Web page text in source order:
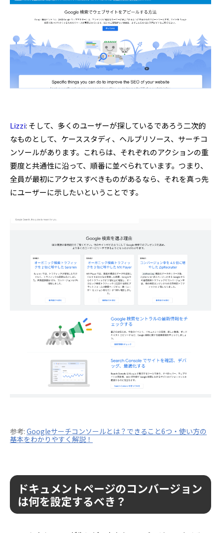
Lizzi: そして、多くのユーザーが探しているであろう二次的
なものとして、ケーススタディ、ヘルプリソース、サーチコ
ンソールがあります。これらは、それぞれのアクションの重
要度と共通性に沿って、順番に並べられています。つまり、
全員が最初にアクセスすべきものがあるなら、それを真っ先
にユーザーに示したいということです。
参考: Googleサーチコンソールとは？できること6つ・使い方の
基本をわかりやすく解説！
ドキュメントページのコンバージョン
は何を設定するべき？